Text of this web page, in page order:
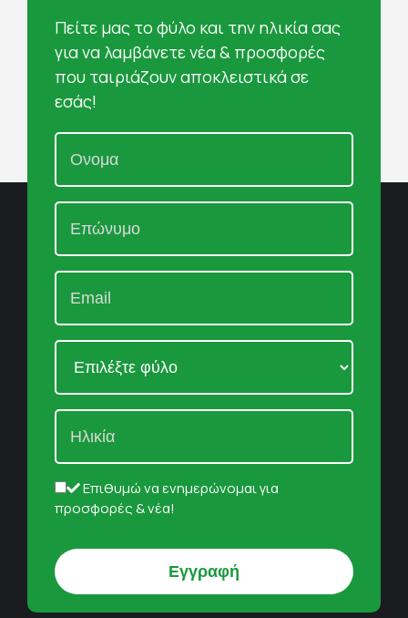
Πείτε μας το φύλο και την ηλικία σας
για να λαμβάνετε νέα & προσφορές
που ταιριάζουν αποκλειστικά σε
εσάς!
Επιθυμώ να ενημερώνομαι για
προσφορές & νέα!